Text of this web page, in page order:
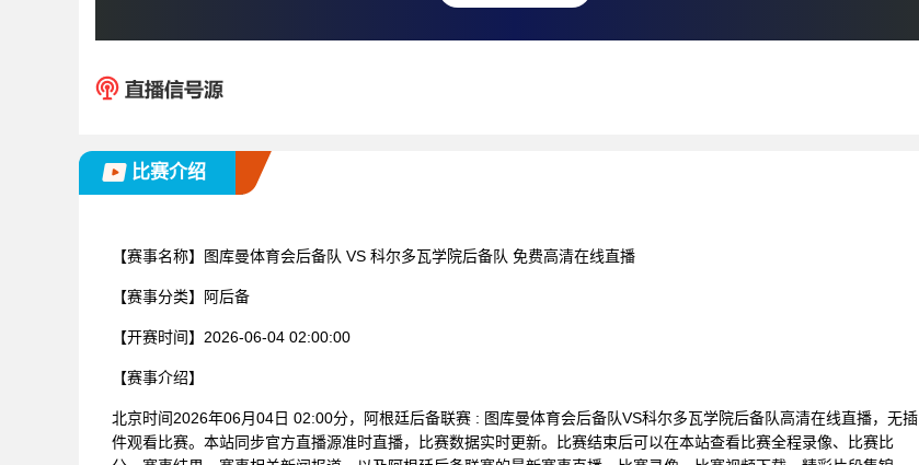
比赛介绍
【赛事名称】 图库曼体育会后备队 VS 科尔多瓦学院后备队 免费高清在线直播
【赛事分类】 阿后备
【开赛时间】 2026-06-04 02:00:00
【赛事介绍】
北京时间2026年06月04日 02:00分，阿根廷后备联赛 : 图库曼体育会后备队VS科尔多瓦学院后备队高清在线直播，无插
件观看比赛。本站同步官方直播源准时直播，比赛数据实时更新。比赛结束后可以在本站查看比赛全程录像、比赛比